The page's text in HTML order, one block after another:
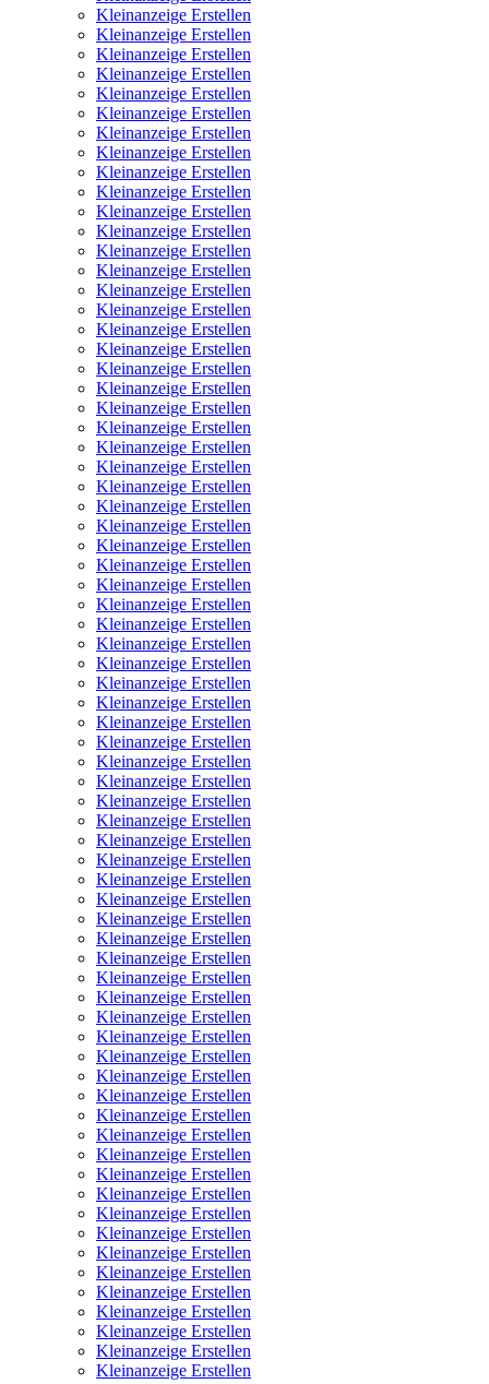
Kleinanzeige Erstellen
Kleinanzeige Erstellen
Kleinanzeige Erstellen
Kleinanzeige Erstellen
Kleinanzeige Erstellen
Kleinanzeige Erstellen
Kleinanzeige Erstellen
Kleinanzeige Erstellen
Kleinanzeige Erstellen
Kleinanzeige Erstellen
Kleinanzeige Erstellen
Kleinanzeige Erstellen
Kleinanzeige Erstellen
Kleinanzeige Erstellen
Kleinanzeige Erstellen
Kleinanzeige Erstellen
Kleinanzeige Erstellen
Kleinanzeige Erstellen
Kleinanzeige Erstellen
Kleinanzeige Erstellen
Kleinanzeige Erstellen
Kleinanzeige Erstellen
Kleinanzeige Erstellen
Kleinanzeige Erstellen
Kleinanzeige Erstellen
Kleinanzeige Erstellen
Kleinanzeige Erstellen
Kleinanzeige Erstellen
Kleinanzeige Erstellen
Kleinanzeige Erstellen
Kleinanzeige Erstellen
Kleinanzeige Erstellen
Kleinanzeige Erstellen
Kleinanzeige Erstellen
Kleinanzeige Erstellen
Kleinanzeige Erstellen
Kleinanzeige Erstellen
Kleinanzeige Erstellen
Kleinanzeige Erstellen
Kleinanzeige Erstellen
Kleinanzeige Erstellen
Kleinanzeige Erstellen
Kleinanzeige Erstellen
Kleinanzeige Erstellen
Kleinanzeige Erstellen
Kleinanzeige Erstellen
Kleinanzeige Erstellen
Kleinanzeige Erstellen
Kleinanzeige Erstellen
Kleinanzeige Erstellen
Kleinanzeige Erstellen
Kleinanzeige Erstellen
Kleinanzeige Erstellen
Kleinanzeige Erstellen
Kleinanzeige Erstellen
Kleinanzeige Erstellen
Kleinanzeige Erstellen
Kleinanzeige Erstellen
Kleinanzeige Erstellen
Kleinanzeige Erstellen
Kleinanzeige Erstellen
Kleinanzeige Erstellen
Kleinanzeige Erstellen
Kleinanzeige Erstellen
Kleinanzeige Erstellen
Kleinanzeige Erstellen
Kleinanzeige Erstellen
Kleinanzeige Erstellen
Kleinanzeige Erstellen
Kleinanzeige Erstellen